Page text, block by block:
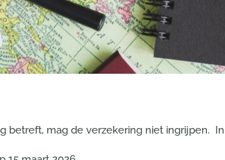
betreft, mag de verzekering niet ingrijpen.